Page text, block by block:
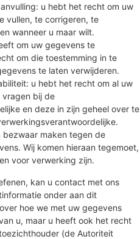
u hebt het recht om uw
vullen, te corrigeren, te
wanneer u maar wilt.
om uw gegevens te
om die toestemming in te
te laten verwijderen.
u hebt het recht om al uw
vragen bij de
en deze in zijn geheel over te
maken tegen de
Wij komen hieraan tegemoet,
voor verwerking zijn.
kan u contact met ons
onder aan dit
hoe we met uw gegevens
u, maar u heeft ook het recht
(de Autoriteit